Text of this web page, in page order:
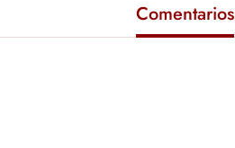
Comentarios